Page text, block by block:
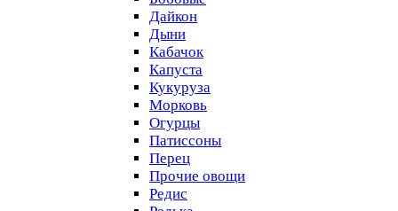
Дайкон
Дыни
Кабачок
Капуста
Кукуруза
Морковь
Огурцы
Патиссоны
Перец
Прочие овощи
Редис